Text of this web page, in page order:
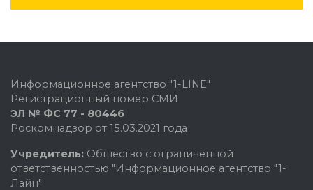
Информационное агентство "1-LINE"
Регистрационный номер СМИ
ЭЛ № ФС 77 - 80446
Роскомнадзор от 15.03.2021 года
Учредитель: Общество с ограниченной
ответственностью "Информационное агентство "1-
Лайн"